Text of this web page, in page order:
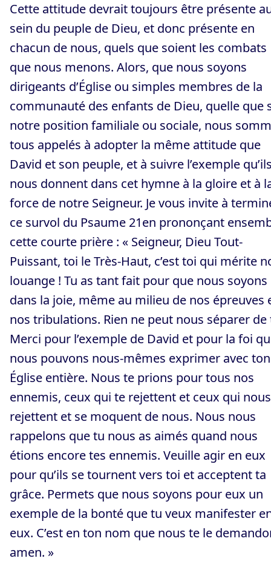
Cette attitude devrait toujours être présente
sein du peuple de Dieu, et donc présente en
chacun de nous, quels que soient les combats
que nous menons. Alors, que nous soyons
dirigeants d’Église ou simples membres de la
communauté des enfants de Dieu, quelle que
notre position familiale ou sociale, nous
tous appelés à adopter la même attitude que
David et son peuple, et à suivre l’exemple
nous donnent dans cet hymne à la gloire et à
force de notre Seigneur. Je vous invite à
ce survol du Psaume 21en prononçant
cette courte prière : « Seigneur, Dieu Tout-
Puissant, toi le Très-Haut, c’est toi qui mérite
louange ! Tu as tant fait pour que nous soyons
dans la joie, même au milieu de nos épreuves
nos tribulations. Rien ne peut nous séparer de
Merci pour l’exemple de David et pour la foi
nous pouvons nous-mêmes exprimer avec ton
Église entière. Nous te prions pour tous nos
ennemis, ceux qui te rejettent et ceux qui nous
rejettent et se moquent de nous. Nous nous
rappelons que tu nous as aimés quand nous
étions encore tes ennemis. Veuille agir en eux
pour qu’ils se tournent vers toi et acceptent ta
grâce. Permets que nous soyons pour eux un
exemple de la bonté que tu veux manifester
eux. C’est en ton nom que nous te le
amen. »